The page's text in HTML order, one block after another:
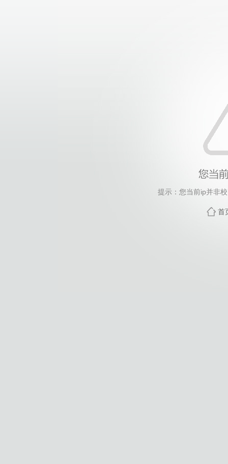
提示：您当前ip并非
首